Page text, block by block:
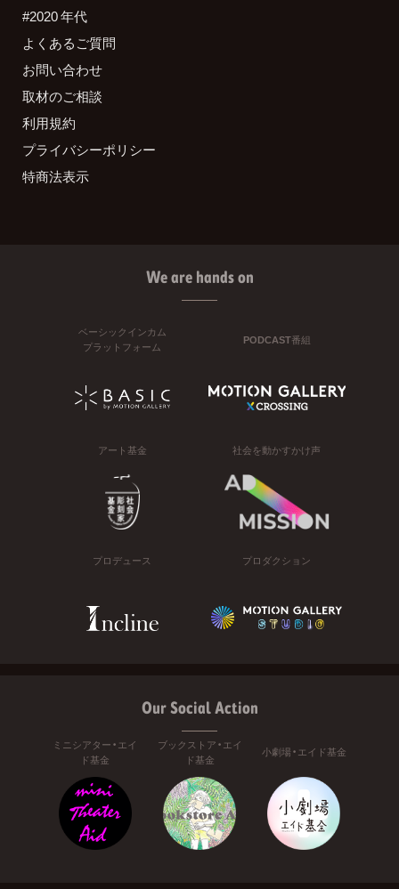
#2020 年代
よくあるご質問
お問い合わせ
取材のご相談
利用規約
プライバシーポリシー
特商法表示
We are hands on
ベーシックインカム
プラットフォーム
PODCAST番組
アート基金 社会を動かすかけ声
プロデュース プロダクション
Our Social Action
ミニシアター・エイ
ド基金
ブックストア・エイ
ド基金
小劇場・エイド基金